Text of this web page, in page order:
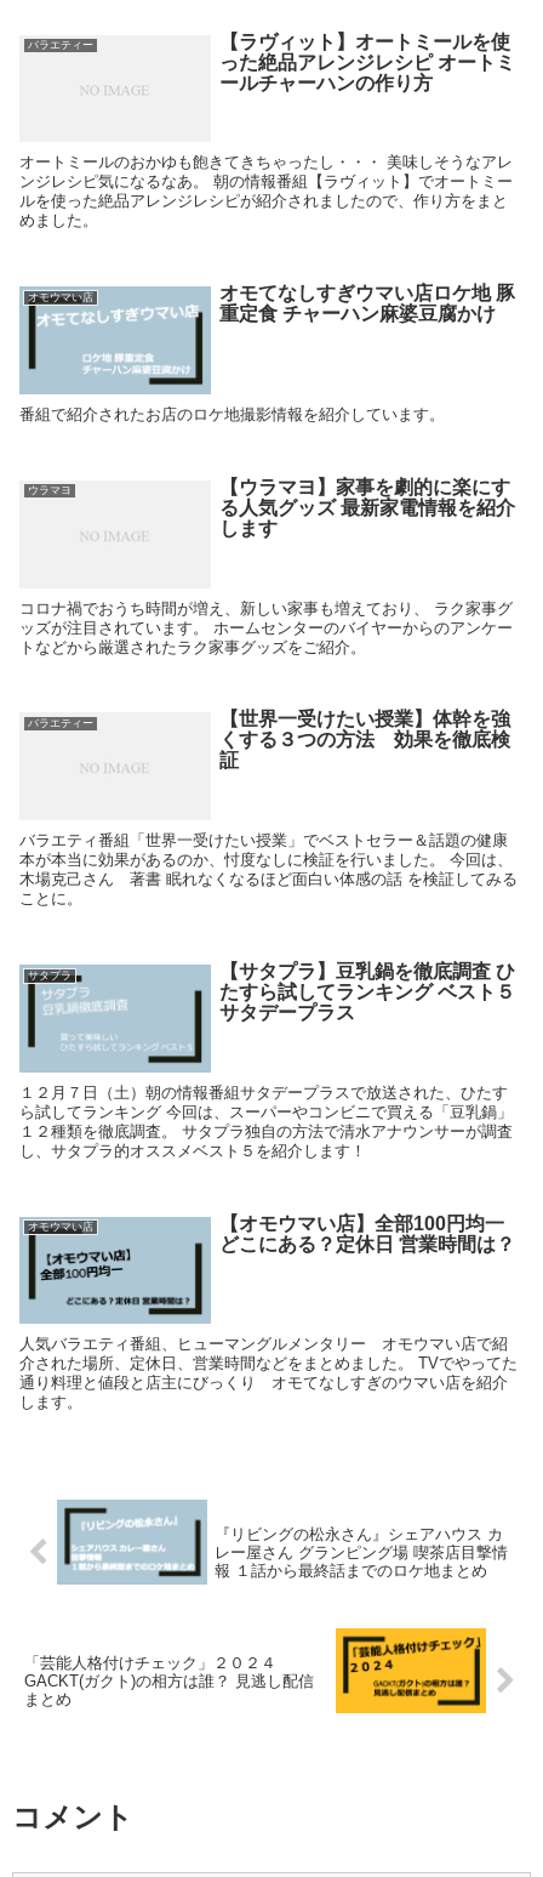
バラエティー
【ラヴィット】オートミールを使
った絶品アレンジレシピ オートミ
ールチャーハンの作り方
オートミールのおかゆも飽きてきちゃったし・・・ 美味しそうなアレ
ンジレシピ気になるなあ。 朝の情報番組【ラヴィット】でオートミー
ルを使った絶品アレンジレシピが紹介されましたので、作り方をまと
めました。
オモウマい店
オモてなしすぎウマい店ロケ地 豚
重定食 チャーハン麻婆豆腐かけ
番組で紹介されたお店のロケ地撮影情報を紹介しています。
ウラマヨ
【ウラマヨ】家事を劇的に楽にす
る人気グッズ 最新家電情報を紹介
します
コロナ禍でおうち時間が増え、新しい家事も増えており、 ラク家事グ
ッズが注目されています。 ホームセンターのバイヤーからのアンケー
トなどから厳選されたラク家事グッズをご紹介。
バラエティー
【世界一受けたい授業】体幹を強
くする３つの方法 効果を徹底検
証
バラエティ番組「世界一受けたい授業」でベストセラー＆話題の健康
本が本当に効果があるのか、忖度なしに検証を行いました。 今回は、
木場克己さん 著書 眠れなくなるほど面白い体感の話 を検証してみる
ことに。
サタプラ
【サタプラ】豆乳鍋を徹底調査 ひ
たすら試してランキング ベスト５
サタデープラス
１２月７日（土）朝の情報番組サタデープラスで放送された、ひたす
ら試してランキング 今回は、スーパーやコンビニで買える「豆乳鍋」
１２種類を徹底調査。 サタプラ独自の方法で清水アナウンサーが調査
し、サタプラ的オススメベスト５を紹介します！
オモウマい店
【オモウマい店】全部100円均一
どこにある？定休日 営業時間は？
人気バラエティ番組、ヒューマングルメンタリー オモウマい店で紹
介された場所、定休日、営業時間などをまとめました。 TVでやってた
通り料理と値段と店主にびっくり オモてなしすぎのウマい店を紹介
します。
『リビングの松永さん』シェアハウス カ
レー屋さん グランピング場 喫茶店目撃情
報 １話から最終話までのロケ地まとめ
「芸能人格付けチェック」２０２４
GACKT(ガクト)の相方は誰？ 見逃し配信
まとめ
コメント